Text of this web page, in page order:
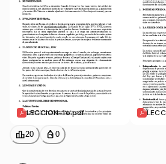
LECCION-1o.pdf
leaderboard20 personal_bag 0